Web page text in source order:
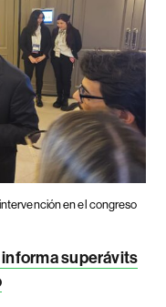
en el congreso
superávits